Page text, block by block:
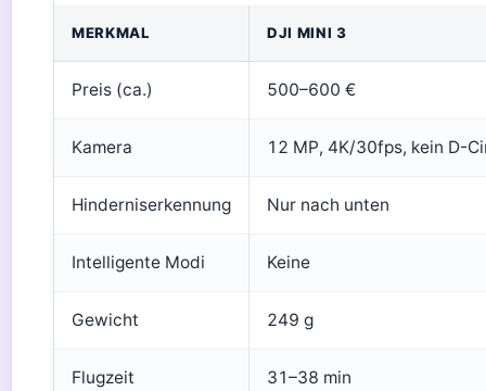
MERKMAL DJI MINI 3
Preis (ca.) 500–600 €
Kamera 12 MP, 4K/30fps, kein D-
Hinderniserkennung Nur nach unten
Intelligente Modi Keine
Gewicht 249 g
Flugzeit 31–38 min